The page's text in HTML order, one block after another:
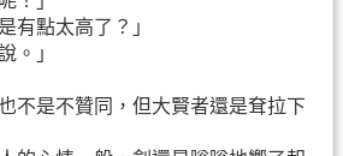
有點太高了？」
。」
不是不贊同，但大賢者還是耷拉下